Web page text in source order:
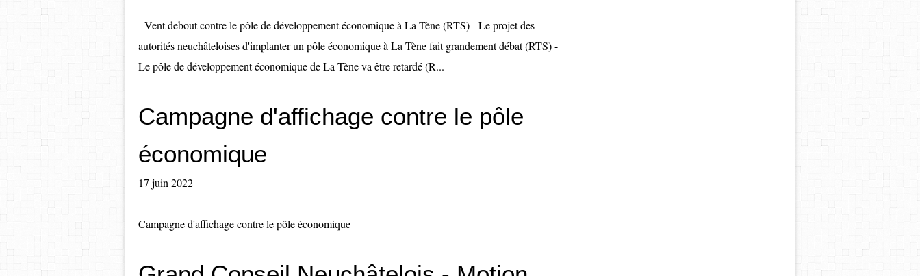
- Vent debout contre le pôle de développement économique à La Tène (RTS) - Le projet des
autorités neuchâteloises d'implanter un pôle économique à La Tène fait grandement débat (RTS) -
Le pôle de développement économique de La Tène va être retardé (R...
Campagne d'affichage contre le pôle
économique
17 juin 2022
Campagne d'affichage contre le pôle économique